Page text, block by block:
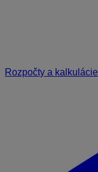
Rozpočty a kalkulácie